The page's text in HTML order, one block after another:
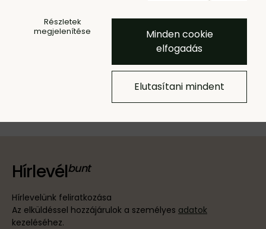
Comforty
Új termékekkel készülünk Önnek.
Hírlevél
Hírlevelünk feliratkozása
Az elküldéssel hozzájárulok a személyes adatok
kezeléséhez.
Részletek
megjelenítése
Minden cookie
elfogadás
Elutasítani mindent